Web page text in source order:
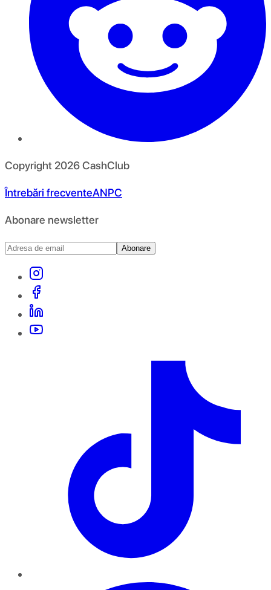
Copyright 2026CashClub
Întrebări frecventeANPC
Abonare newsletter
Abonare